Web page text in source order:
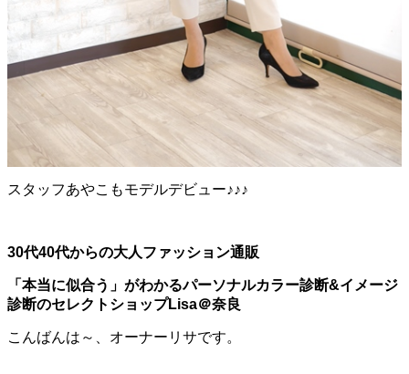
スタッフあやこもモデルデビュー♪♪♪
30代40代からの大人ファッション通販
「本当に似合う」がわかるパーソナルカラー診断&イメージ
診断のセレクトショップLisa＠奈良
こんばんは～、オーナーリサです。